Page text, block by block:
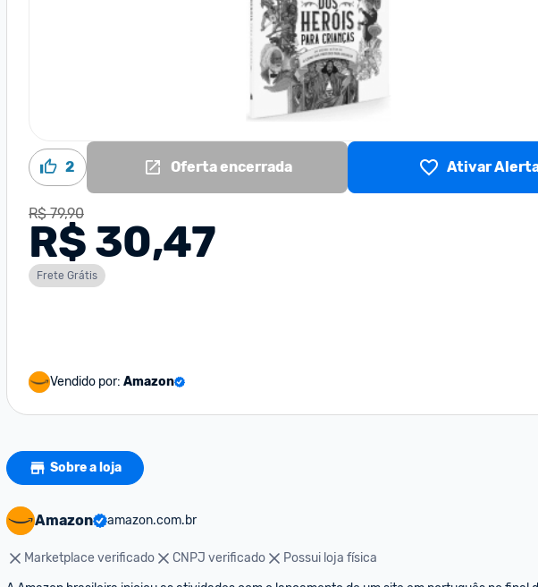
2 Oferta encerrada Ativar
R$ 79,90
R$ 30,47
Frete Grátis
Vendido por: Amazon
Sobre a loja
Amazon amazon.com.br
Marketplace verificado CNPJ verificado
Possui loja física